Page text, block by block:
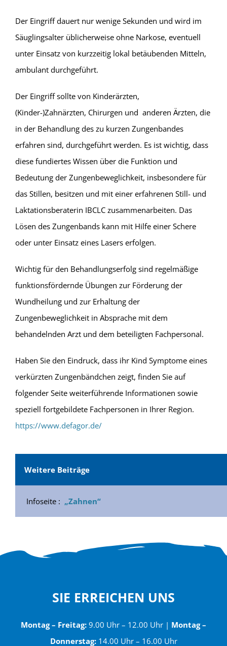
Der Eingriff dauert nur wenige Sekunden und wird im
Säuglingsalter üblicherweise ohne Narkose, eventuell
unter Einsatz von kurzzeitig lokal betäubenden Mitteln,
ambulant durchgeführt.
Der Eingriff sollte von Kinderärzten,
(Kinder-)Zahnärzten, Chirurgen und anderen Ärzten, die
in der Behandlung des zu kurzen Zungenbandes
erfahren sind, durchgeführt werden. Es ist wichtig, dass
diese fundiertes Wissen über die Funktion und
Bedeutung der Zungenbeweglichkeit, insbesondere für
das Stillen, besitzen und mit einer erfahrenen Still- und
Laktationsberaterin IBCLC zusammenarbeiten. Das
Lösen des Zungenbands kann mit Hilfe einer Schere
oder unter Einsatz eines Lasers erfolgen.
Wichtig für den Behandlungserfolg sind regelmäßige
funktionsfördernde Übungen zur Förderung der
Wundheilung und zur Erhaltung der
Zungenbeweglichkeit in Absprache mit dem
behandelnden Arzt und dem beteiligten Fachpersonal.
Haben Sie den Eindruck, dass ihr Kind Symptome eines
verkürzten Zungenbändchen zeigt, finden Sie auf
folgender Seite weiterführende Informationen sowie
speziell fortgebildete Fachpersonen in Ihrer Region.
https://www.defagor.de/
Weitere Beiträge
Infoseite : „Zahnen“
SIE ERREICHEN UNS
Montag – Freitag: 9.00 Uhr – 12.00 Uhr | Montag –
Donnerstag:14.00 Uhr – 16.00 Uhr